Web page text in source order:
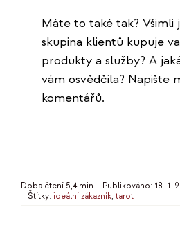
Máte to také tak? Všimli
skupina klientů kupuje
produkty a služby? A
vám osvědčila? Napište
komentářů.
Doba čtení 5,4 min. Publikováno: 18. 1.
Štítky: ideální zákazník, tarot